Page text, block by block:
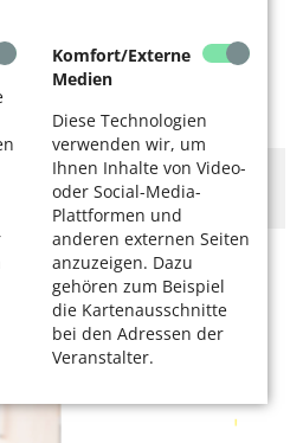
Komfort/Externe
Medien
Diese Technologien
verwenden wir, um
Ihnen Inhalte von Video-
oder Social-Media-
Plattformen und
anderen externen Seiten
anzuzeigen. Dazu
gehören zum Beispiel
die Kartenausschnitte
bei den Adressen der
Veranstalter.
Unser Köln
mit der wir uns
Sie dieCookie-Meldung